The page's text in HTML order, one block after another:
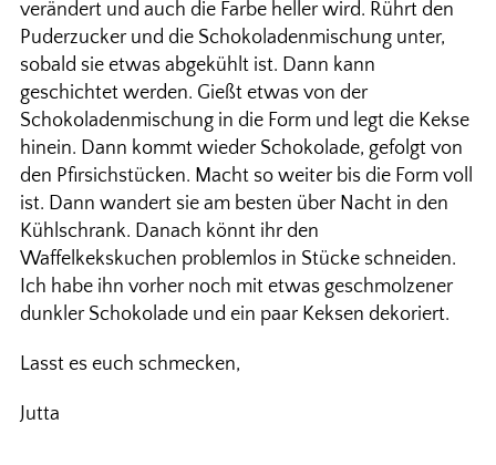
verändert und auch die Farbe heller wird. Rührt den
Puderzucker und die Schokoladenmischung unter,
sobald sie etwas abgekühlt ist. Dann kann
geschichtet werden. Gießt etwas von der
Schokoladenmischung in die Form und legt die Kekse
hinein. Dann kommt wieder Schokolade, gefolgt von
den Pfirsichstücken. Macht so weiter bis die Form voll
ist. Dann wandert sie am besten über Nacht in den
Kühlschrank. Danach könnt ihr den
Waffelkekskuchen problemlos in Stücke schneiden.
Ich habe ihn vorher noch mit etwas geschmolzener
dunkler Schokolade und ein paar Keksen dekoriert.
Lasst es euch schmecken,
Jutta